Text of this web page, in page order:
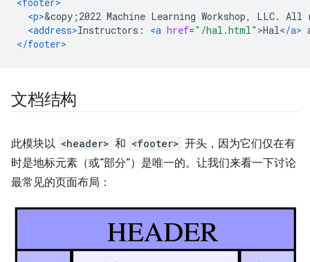
<p>&copy;2022 Machine Learning Workshop, LLC.
<address>Instructors: <a href="/hal.html" >Hal</a>
</footer>
文档结构
此模块以 <header> 和 <footer> 开头，因为它们仅在有
时是地标元素（或“部分”）是唯一的。让我们来看一下讨论
最常见的页面布局：